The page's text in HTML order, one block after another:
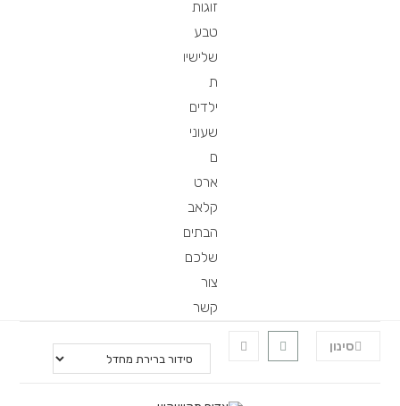
זוגות
טבע
שלישיו
ת
ילדים
שעוני
ם
ארט
קלאב
הבתים
שלכם
צור
קשר
סינון